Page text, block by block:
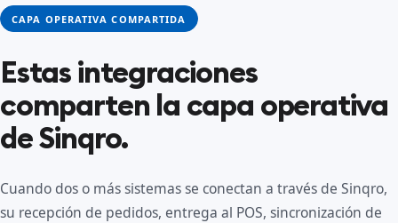
CAPA OPERATIVA COMPARTIDA
Estas integraciones
comparten la capa operativa
de Sinqro.
Cuando dos o más sistemas se conectan a través de Sinqro,
su recepción de pedidos, entrega al POS, sincronización de